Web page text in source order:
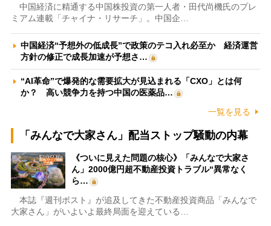
中国経済に精通する中国株投資の第一人者・田代尚機氏のプレ
ミアム連載「チャイナ・リサーチ」。中国企…
中国経済“予想外の低成長”で政策のテコ入れ必至か 経済運営
方針の修正で成長加速が予想さ…
“AI革命”で爆発的な需要拡大が見込まれる「CXO」とは何
か？ 高い競争力を持つ中国の医薬品…
一覧を見る
「みんなで大家さん」配当ストップ騒動の内幕
《ついに見えた問題の核心》「みんなで大家さ
ん」2000億円超不動産投資トラブル“異常なく
ら…
本誌『週刊ポスト』が追及してきた不動産投資商品「みんなで
大家さん」がいよいよ最終局面を迎えている…